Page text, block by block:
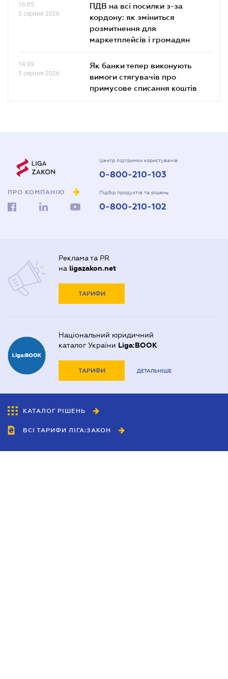
16.05
5 серпня 2026
ПДВ на всі посилки з-за
кордону: як зміниться
розмитнення для
маркетплейсів і громадян
14.09
5 серпня 2026
Як банки тепер виконують
вимоги стягувачів про
примусове списання коштів
ПРО КОМПАНІЮ
Центр підтримки користувачів
0-800-210-103
Підбір продуктів та рішень
0-800-210-102
Реклама та PR
на ligazakon.net
ТАРИФИ
Національний юридичний
каталог України Liga:BOOK
ТАРИФИ ДЕТАЛЬНІШЕ
КАТАЛОГ РІШЕНЬ
ВСІ ТАРИФИ ЛІГА:ЗАКОН